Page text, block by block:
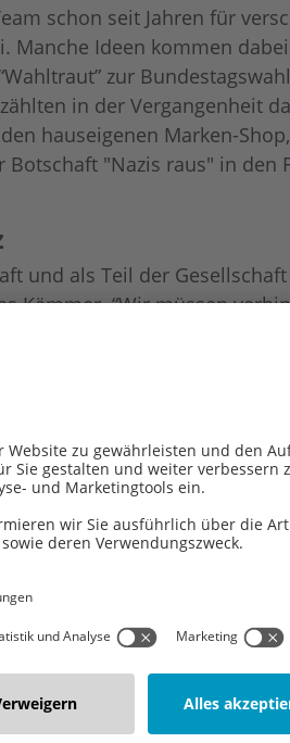
schon seit Jahren für
Manche Ideen kommen
zur
in der Vergangenheit
hauseigenen Marken-
"Nazis raus" in den
und als Teil der
Kämmer. “Wir müssen
Werte ein.”
Journalismus an der
jüngsten Wahlerfolgen der
liberale Werte werben,
dem Begriff steckt
(CSR) ableiten,
comspace, und ergänzt:
nachhaltiges
für uns darum, als
Eine starke
wichtig und dem